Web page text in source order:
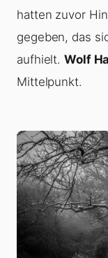
hatten zuvor
gegeben, das
aufhielt.Wolf
Mittelpunkt.